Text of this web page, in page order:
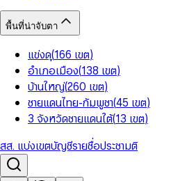
พื้นที่น่าจับตา
แข่งดุ(166 เขต)
อำเภอเมือง(138 เขต)
บ้านใหญ่(260 เขต)
ชายแดนไทย-กัมพูชา(45 เขต)
3 จังหวัดชายแดนใต้(13 เขต)
สส. แบ่งเขตบัญชีรายชื่อประชามติ